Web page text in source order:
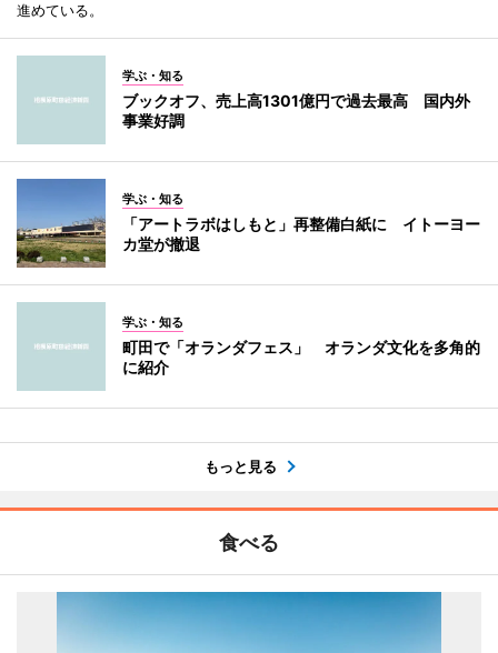
進めている。
学ぶ・知る
ブックオフ、売上高1301億円で過去最高 国内外
事業好調
学ぶ・知る
「アートラボはしもと」再整備白紙に イトーヨー
カ堂が撤退
学ぶ・知る
町田で「オランダフェス」 オランダ文化を多角的
に紹介
もっと見る
食べる